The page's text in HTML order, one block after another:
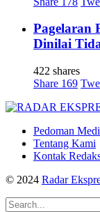
Pagelaran
Dinilai
422 shares
Share 169
Pedoman
Tentang Kami
Kontak
© 2024 Radar